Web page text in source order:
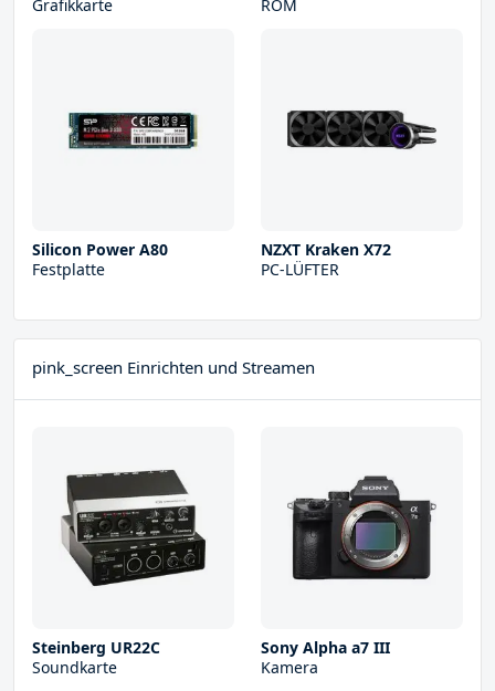
Grafikkarte
ROM
Silicon Power A80
Festplatte
NZXT Kraken X72
PC-LÜFTER
pink_screen Einrichten und Streamen
Steinberg UR22С
Soundkarte
Sony Alpha a7 III
Kamera